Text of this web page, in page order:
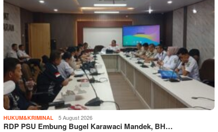
HUKUM&KRIMINAL 5 August 2026
RDP PSU Embung Bugel Karawaci Mandek, BH…